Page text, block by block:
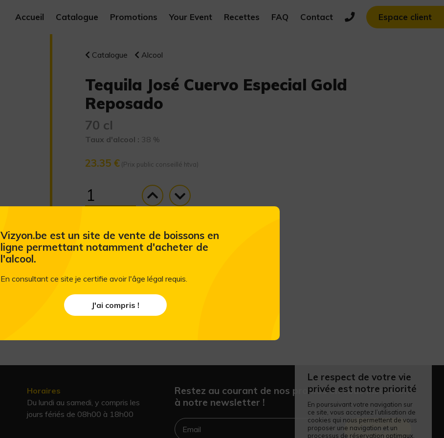
Accueil Catalogue Promotions Your Event Recettes FAQ Contact Espace client
Catalogue Alcool
Tequila José Cuervo Especial Gold
Reposado
70 cl
Taux d'alcool : 38 %
23.35 €(Prix public conseillé htva)
Horaires
Du lundi au samedi, y compris les
jours fériés de 08h00 à 18h00
Restez au courant de nos promos en vous inscrivant
à notre newsletter !
Envoyer
Le respect de votre vie
privée est notre priorité
En poursuivant votre navigation sur
ce site, vous acceptez l’utilisation de
cookies qui nous permettent de vous
proposer une navigation et un
processus de réservation optimaux.
Vizyon.be est un site de vente de boissons en
ligne permettant notamment d'acheter de
l'alcool.
En consultant ce site je certifie avoir l'âge légal requis.
J'ai compris !